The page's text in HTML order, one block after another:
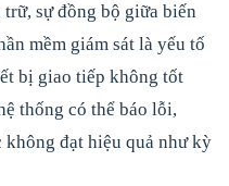
sự đồng bộ giữa biến
mềm giám sát là yếu tố
bị giao tiếp không tốt
thống có thể báo lỗi,
đạt hiệu quả như kỳ